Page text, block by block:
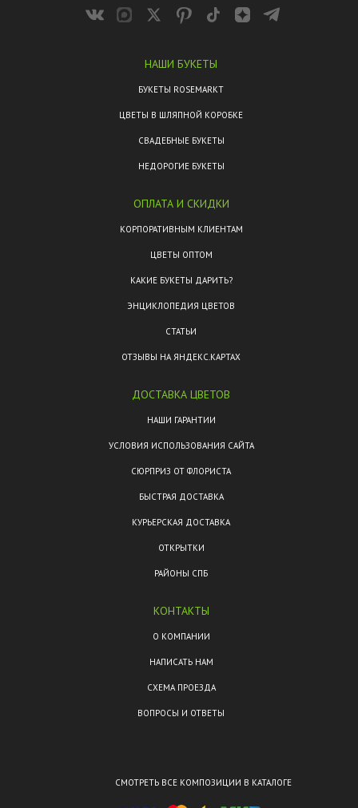
НАШИ БУКЕТЫ
БУКЕТЫ ROSEMARKT
ЦВЕТЫ В ШЛЯПНОЙ КОРОБКЕ
СВАДЕБНЫЕ БУКЕТЫ
НЕДОРОГИЕ БУКЕТЫ
ОПЛАТА И СКИДКИ
КОРПОРАТИВНЫМ КЛИЕНТАМ
ЦВЕТЫ ОПТОМ
КАКИЕ БУКЕТЫ ДАРИТЬ?
ЭНЦИКЛОПЕДИЯ ЦВЕТОВ
СТАТЬИ
ОТЗЫВЫ НА ЯНДЕКС.КАРТАХ
ДОСТАВКА ЦВЕТОВ
НАШИ ГАРАНТИИ
УСЛОВИЯ ИСПОЛЬЗОВАНИЯ САЙТА
СЮРПРИЗ ОТ ФЛОРИСТА
БЫСТРАЯ ДОСТАВКА
КУРЬЕРСКАЯ ДОСТАВКА
ОТКРЫТКИ
РАЙОНЫ СПБ
КОНТАКТЫ
О КОМПАНИИ
НАПИСАТЬ НАМ
СХЕМА ПРОЕЗДА
ВОПРОСЫ И ОТВЕТЫ
СМОТРЕТЬ ВСЕ КОМПОЗИЦИИ В КАТАЛОГЕ